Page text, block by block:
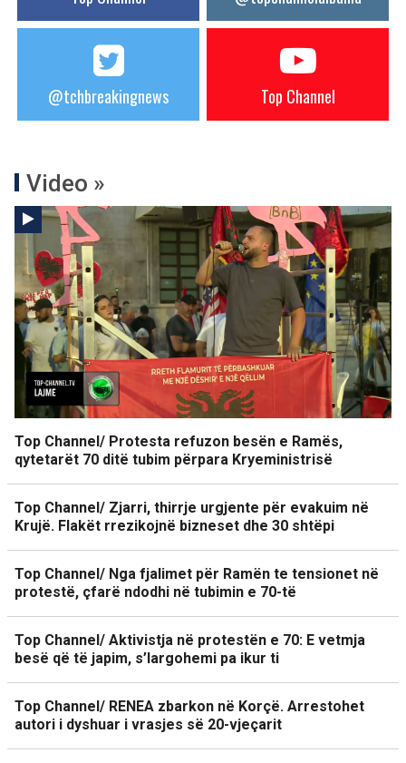
@tchbreakingnews Top Channel
Video »
Top Channel/ Protesta refuzon besën e Ramës,
qytetarët 70 ditë tubim përpara Kryeministrisë
Top Channel/ Zjarri, thirrje urgjente për evakuim në
Krujë. Flakët rrezikojnë bizneset dhe 30 shtëpi
Top Channel/ Nga fjalimet për Ramën te tensionet në
protestë, çfarë ndodhi në tubimin e 70-të
Top Channel/ Aktivistja në protestën e 70: E vetmja
besë që të japim, s’largohemi pa ikur ti
Top Channel/ RENEA zbarkon në Korçë. Arrestohet
autori i dyshuar i vrasjes së 20-vjeçarit